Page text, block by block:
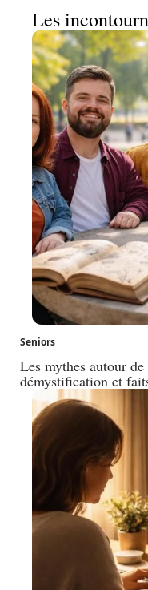
Les
Seniors
Les mythes autour
démystification et